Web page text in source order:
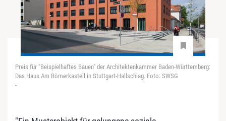
Preis für "Beispielhaftes Bauen" der Architektenkammer Baden-Württemberg:
Das Haus Am Römerkastell in Stuttgart-Hallschlag. Foto: SWSG
-